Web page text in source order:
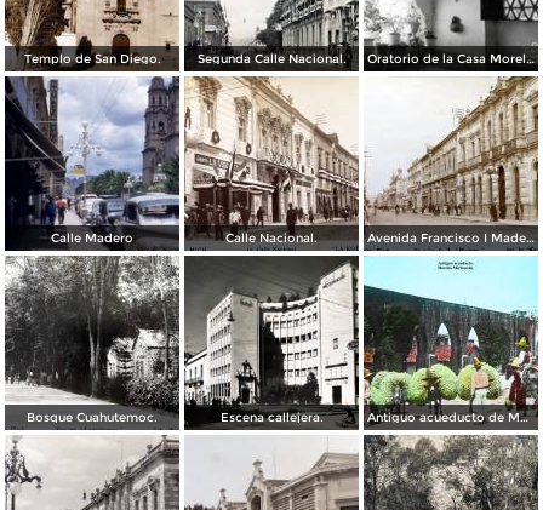
Templo de San Diego. Segunda Calle Nacional. Oratorio de la Casa Morelos
Calle Madero Calle Nacional. Avenida Francisco I Madero.
Bosque Cuahutemoc. Escena callejera. Antiguo acueducto de Morelia Michoacán.